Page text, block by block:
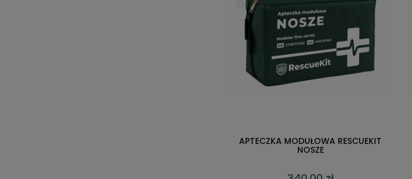
APTECZKA MODUŁOWA RESCUEKIT
NOSZE